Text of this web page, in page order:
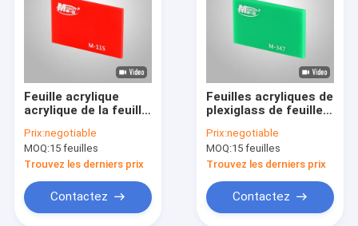
Feuille acrylique
acrylique de la feuille
givrée par plexiglass
Prix:negotiable
MOQ:15 feuilles
Trouvez les derniers prix
Contactez
Feuilles acryliques de
plexiglass de feuille
transparente de la
fonte 4x8ft 3mm
Prix:negotiable
MOQ:15 feuilles
Trouvez les derniers prix
Contactez